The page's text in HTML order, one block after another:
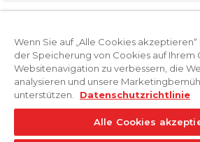
frischer Milch ein köstlicher
Bei diesem besonderen
zur Käserin oder zum Käser
eigenen Frischkäse her – mit
Freude und einer Portion
fachkundigen Anleitung eines
Wenn Sie auf „Alle Cookies
der Speicherung von Cookies auf Ihrem
Websitenavigation zu verbessern, die
analysieren und unsere
unterstützen.
Datenschutzrichtlinie
Alle Cookies